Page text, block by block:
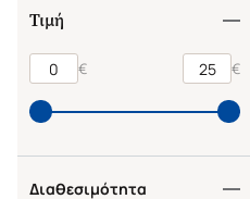
Τιμή
€ €
Διαθεσιμότητα